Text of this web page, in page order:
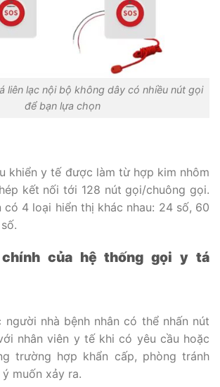
liên lạc nội bộ không dây có nhiều nút gọi
để bạn lựa chọn
khiển y tế được làm từ hợp kim nhôm
kết nối tới 128 nút gọi/chuông gọi.
có 4 loại hiển thị khác nhau: 24 số, 60
của hệ thống gọi y tá
người nhà bệnh nhân có thể nhấn nút
nhân viên y tế khi có yêu cầu hoặc
trường hợp khẩn cấp, phòng tránh
muốn xảy ra.